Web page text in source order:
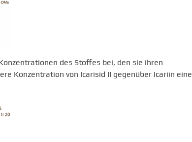
des Stoffes bei, den sie ihren
Konzentration von Icarisid II gegenüber Icariin eine